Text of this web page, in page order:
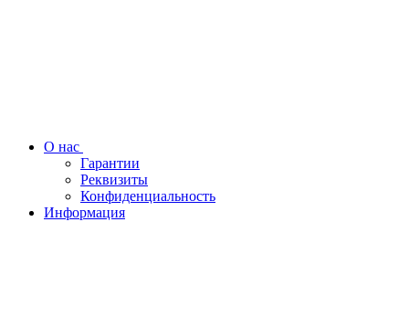
О нас
Гарантии
Реквизиты
Конфиденциальность
Информация